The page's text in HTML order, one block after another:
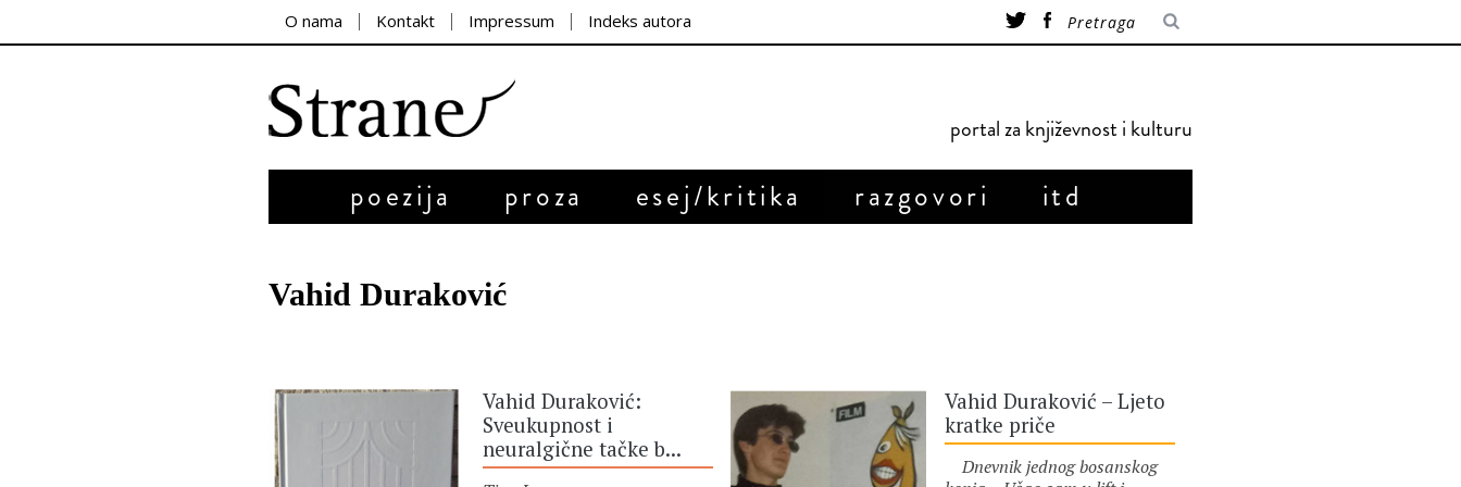
O nama Kontakt Impressum Indeks autora
portal za književnost i kulturu
poezija proza esej/kritika razgovori itd
Vahid Duraković
Vahid Duraković:
Sveukupnost i
neuralgične tačke b...
Vahid Duraković – Ljeto
kratke priče
Dnevnik jednog bosanskog